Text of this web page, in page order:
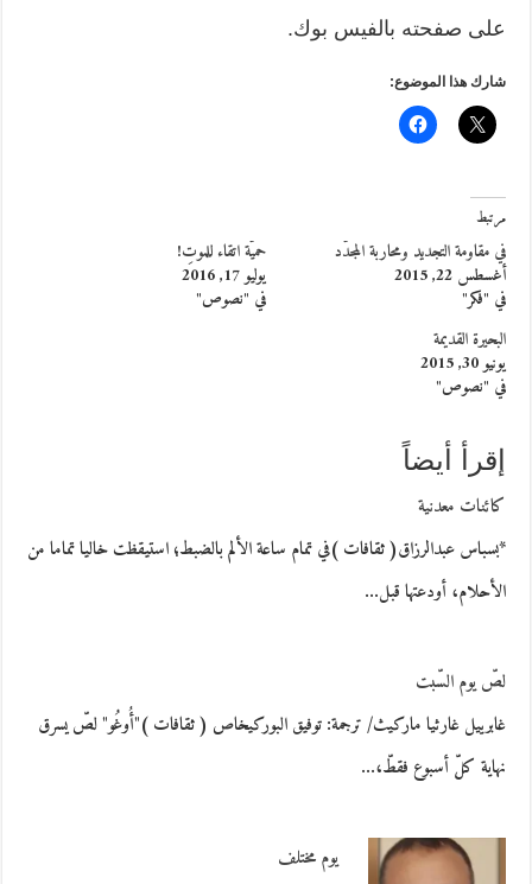
على صفحته بالفيس بوك.
شارك هذا الموضوع:
مرتبط
في مقاومة التجديد ومحاربة المجدّد
أغسطس 22, 2015
في "فكر"
حميّة اتقاء للموتِ!
يوليو 17, 2016
في "نصوص"
البحيرة القديمة
يونيو 30, 2015
في "نصوص"
إقرأ أيضاً
كائنات معدنية
*بسباس عبدالرزاق( ثقافات )في تمام ساعة الألم بالضبط؛ استيقظت خاليا تماما من
الأحلام، أودعتها قبل…
لصّ يوم السّبت
غابرييل غارثيا ماركيث/ ترجمة: توفيق البوركيخاص ( ثقافات )"أُوغُو" لصّ يسرق
نهاية كلّ أسبوع فقطّ،…
يوم مختلف